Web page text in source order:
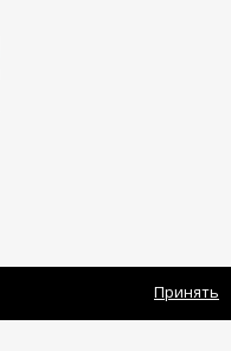
Принять